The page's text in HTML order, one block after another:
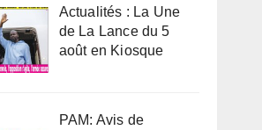
Actualités : La Une
de La Lance du 5
août en Kiosque
PAM: Avis de